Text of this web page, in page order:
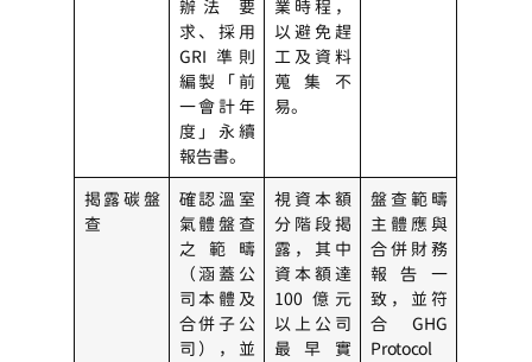
辦法 要
求、採用
GRI 準則
編製「前
一會計年
度」永續
報告書。
業時程，
以避免趕
工及資料
蒐集不
易。
揭露碳盤
查
確認溫室
氣體盤查
之範疇
（涵蓋公
司本體及
合併子公
司），並
視資本額
分階段揭
露，其中
資本額達
100 億元
以上公司
最早實
盤查範疇
主體應與
合併財務
報告一
致，並符
合 GHG
Protocol